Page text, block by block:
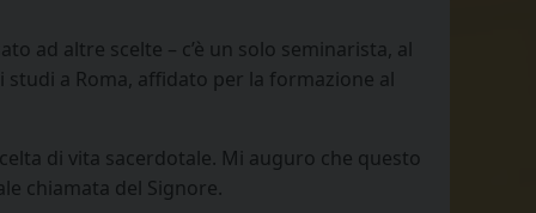
ad altre scelte – c’è un solo seminarista, al
a Roma, affidato per la formazione al
di vita sacerdotale. Mi auguro che questo
chiamata del Signore.